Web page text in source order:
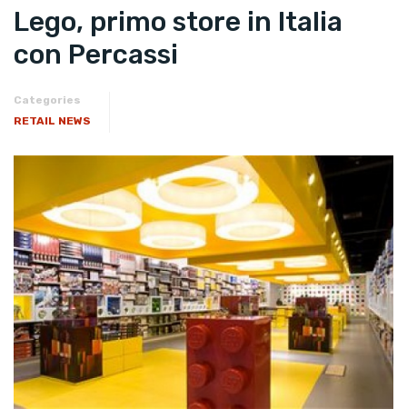
Lego, primo store in Italia
con Percassi
Categories
RETAIL NEWS